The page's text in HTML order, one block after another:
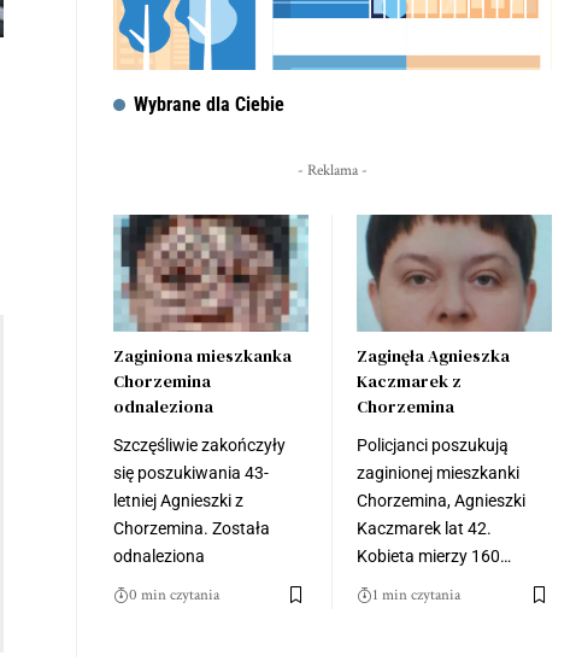
Wybrane dla Ciebie
- Reklama -
Zaginiona mieszkanka
Chorzemina
odnaleziona
Szczęśliwie zakończyły
się poszukiwania 43-
letniej Agnieszki z
Chorzemina. Została
odnaleziona
0 min czytania
Zaginęła Agnieszka
Kaczmarek z
Chorzemina
Policjanci poszukują
zaginionej mieszkanki
Chorzemina, Agnieszki
Kaczmarek lat 42.
Kobieta mierzy 160…
1 min czytania